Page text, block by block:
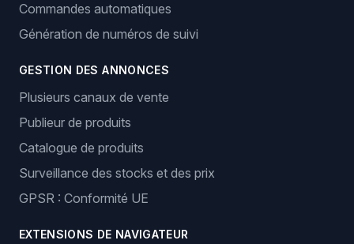
Commandes automatiques
Génération de numéros de suivi
GESTION DES ANNONCES
Plusieurs canaux de vente
Publieur de produits
Catalogue de produits
Surveillance des stocks et des prix
GPSR : Conformité UE
EXTENSIONS DE NAVIGATEUR